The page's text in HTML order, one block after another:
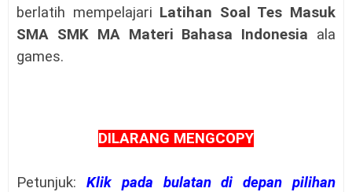
berlatih mempelajari Latihan Soal Tes Masuk
SMA SMK MA Materi Bahasa Indonesia ala
games.
DILARANG MENGCOPY
Petunjuk: Klik pada bulatan di depan pilihan